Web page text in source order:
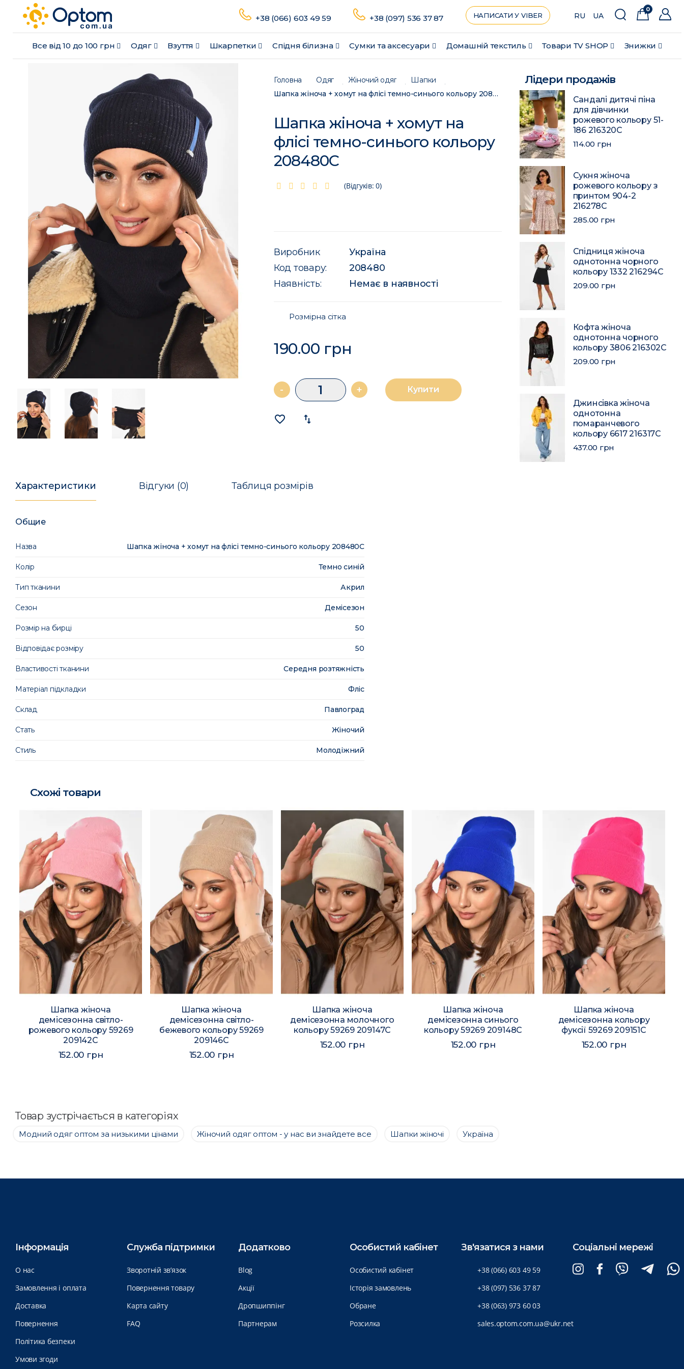
Все від 10 до 100 грн Одяг Взуття Шкарпетки Спідня білизна Сумки та аксесуари Домашній текстиль Товари ТV SHOP Знижки
+38 (066) 603 49 59 +38 (097) 536 37 87 НАПИСАТИ У VIBER RU UA
0
Головна Одяг Жіночий одяг
Шапки
Шапка жіноча + хомут на флісі темно-синього кольору 208480C
Шапка жіноча + хомут на
флісі темно-синього кольору
208480C
(Відгуків: 0)
Виробник
Україна
Код товару:
208480
Наявність:
Немає в наявності
Розмірна сітка
190.00 грн
- + Купити
favorite_border import_export
Характеристики Відгуки (0) Таблиця розмірів
Общие
Назва Шапка жіноча + хомут на флісі темно-синього кольору 208480C
Колір Темно синій
Тип тканини Акрил
Сезон Демісезон
Розмір на бирці 50
Відповідає розміру 50
Властивості тканини Середня розтяжність
Матеріал підкладки Фліс
Склад Павлоград
Стать Жіночий
Стиль Молодіжний
Лідери продажів
Сандалі дитячі піна
для дівчинки
рожевого кольору 51-
186 216320C
114.00 грн
Сукня жіноча
рожевого кольору з
принтом 904-2
216278C
285.00 грн
Спідниця жіноча
однотонна чорного
кольору 1332 216294C
209.00 грн
Кофта жіноча
однотонна чорного
кольору 3806 216302C
209.00 грн
Джинсівка жіноча
однотонна
помаранчевого
кольору 6617 216317C
437.00 грн
Схожі товари
Шапка жіноча
демісезонна світло-
рожевого кольору 59269
209142C
152.00 грн
Шапка жіноча
демісезонна світло-
бежевого кольору 59269
209146C
152.00 грн
Шапка жіноча
демісезонна молочного
кольору 59269 209147C
152.00 грн
Шапка жіноча
демісезонна синього
кольору 59269 209148C
152.00 грн
Шапка жіноча
демісезонна кольору
фуксії 59269 209151C
152.00 грн
Товар зустрічається в категоріях
Модний одяг оптом за низькими цінами Жіночий одяг оптом - у нас ви знайдете все Шапки жіночі Україна
Інформація
О нас
Замовлення і оплата
Доставка
Повернення
Політика безпеки
Умови згоди
Служба підтримки
Зворотній зв’язок
Повернення товару
Карта сайту
FAQ
Додатково
Blog
Акції
Дропшиппінг
Партнерам
Особистий кабінет
Особистий кабінет
Історія замовлень
Обране
Розсилка
Зв'язатися з нами
+38 (066) 603 49 59
+38 (097) 536 37 87
+38 (063) 973 60 03
sales.optom.com.ua@ukr.net
Соціальні мережі